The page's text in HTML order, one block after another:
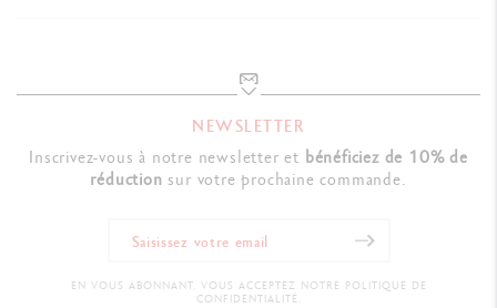
NEWSLETTER
Inscrivez-vous à notre newsletter et bénéficiez de 10% de
réduction sur votre prochaine commande.
EN VOUS ABONNANT, VOUS ACCEPTEZ NOTRE POLITIQUE DE
CONFIDENTIALITÉ.